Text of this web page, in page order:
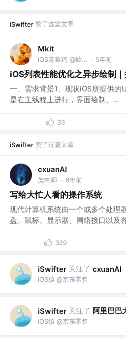
iSwifter 赞了这篇文章
Mkit
iOS老菜鸡 @岭阳电子 · 5年前
iOS列表性能优化之异步绘制
一、需求背景1、现状iOS所提供的
是在主线程上进行，界面绘制、...
33
iSwifter 赞了这篇文章
cxuanAI
架构师 · 6年前
写给大忙人看的操作系统
现代计算机系统由一个或多个处理
盘、鼠标、显示器、网络接口以及
329
iSwifter 关注了 cxuanAI
iOS猿 @京东零售
iSwifter 关注了 阿里巴巴
iOS猿 @京东零售